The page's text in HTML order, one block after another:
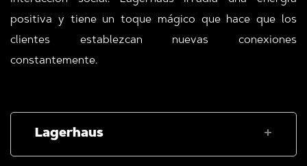
positiva y tiene un toque mágico que hace que los
clientes establezcan nuevas conexiones
constantemente.
Lagerhaus